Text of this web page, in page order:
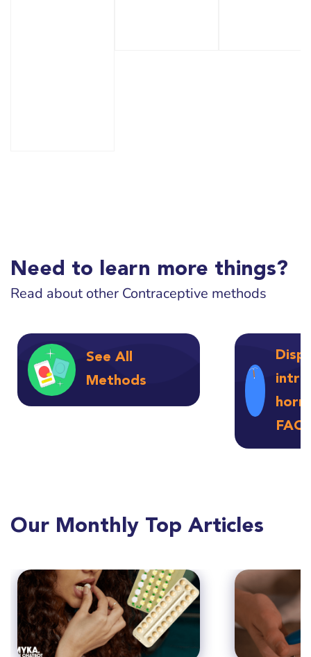
Need to learn more things?
Read about other Contraceptive methods
See All
Methods
Our Monthly Top Articles